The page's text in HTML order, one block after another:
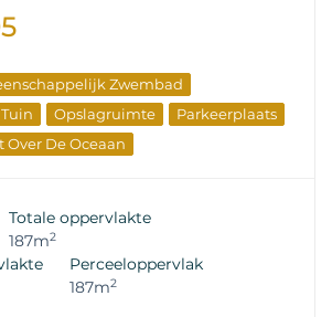
Zwembad
Opslagruimte
Parkeerplaats
Over De Oceaan
Totale oppervlakte
187m2
Perceeloppervlak
187m2